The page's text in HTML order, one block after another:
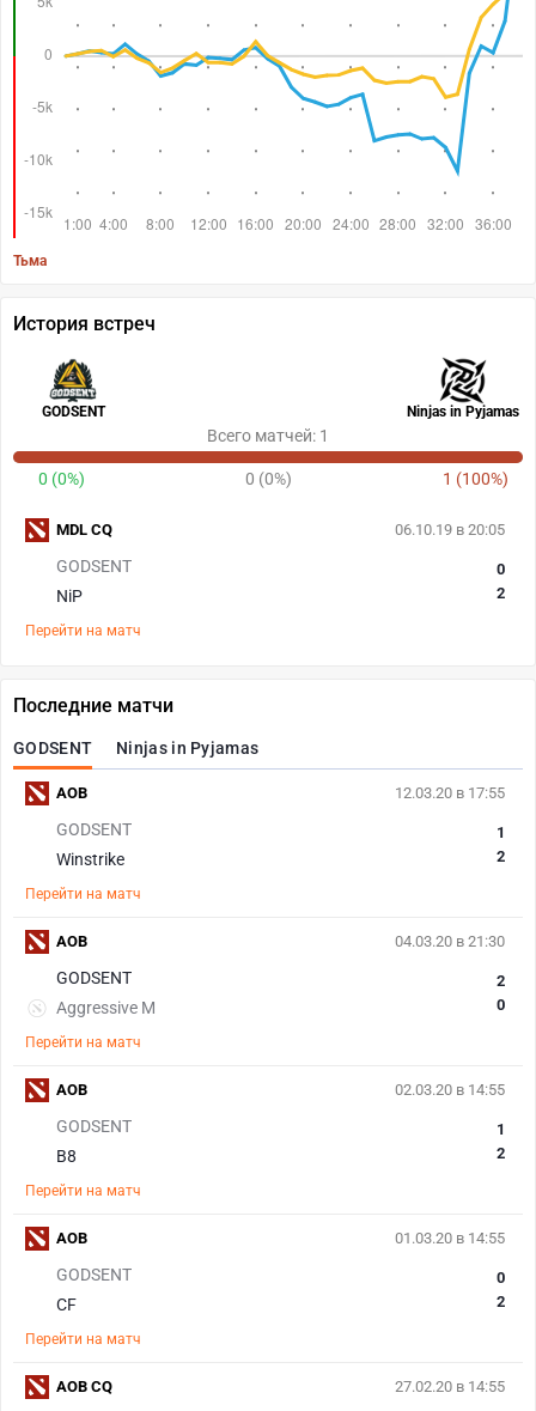
Тьма
История встреч
GODSENT Ninjas in Pyjamas
Всего матчей: 1
0 (0%) 0 (0%) 1 (100%)
06.10.19 в 20:05
GODSENT
NiP
0
2
Перейти на матч
MDL CQ
Последние матчи
GODSENT Ninjas in Pyjamas
12.03.20 в 17:55
GODSENT
Winstrike
1
2
Перейти на матч
AOB
04.03.20 в 21:30
GODSENT
Aggressive M
2
0
Перейти на матч
AOB
02.03.20 в 14:55
GODSENT
B8
1
2
Перейти на матч
AOB
01.03.20 в 14:55
GODSENT
CF
0
2
Перейти на матч
AOB
27.02.20 в 14:55
AOB CQ